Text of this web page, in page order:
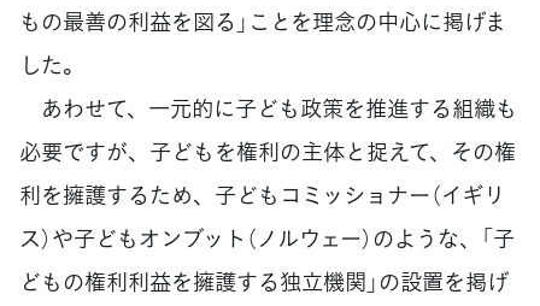
もの最善の利益を図る」ことを理念の中心に掲げま
した。
あわせて、一元的に子ども政策を推進する組織も
必要ですが、子どもを権利の主体と捉えて、その権
利を擁護するため、子どもコミッショナー（イギリ
ス）や子どもオンブット（ノルウェー）のような、「子
どもの権利利益を擁護する独立機関」の設置を掲げ